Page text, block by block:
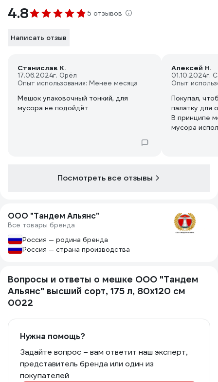
4.8 5 отзывов
Написать отзыв
Станислав К.
17.06.2024г. Орёл
Опыт использования: Менее месяца
Мешок упаковочный тонкий, для
мусора не подойдёт
Алексей Н.
01.10.2024г.
Опыт
Покупал,
палатку для
В принципе
мусора
Посмотреть все отзывы
ООО "Тандем Альянс"
Все товары бренда
Россия — родина бренда
Россия — страна производства
Вопросы и ответы о мешке ООО "Тандем
Альянс" высший сорт, 175 л, 80x120 см
0022
Нужна помощь?
Задайте вопрос – вам ответит наш эксперт,
представитель бренда или один из
покупателей